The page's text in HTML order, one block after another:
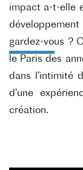
impact a-t-elle
gardez-vous ?
le Paris des
dans l’intimité
d’une
création.